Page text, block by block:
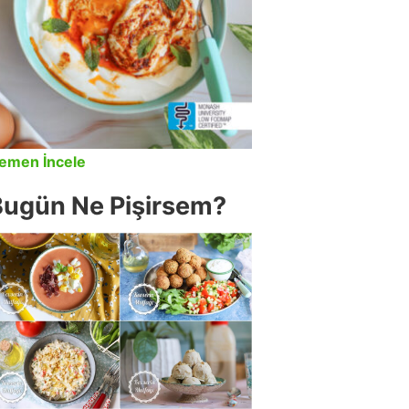
İncele
Ne Pişirsem?